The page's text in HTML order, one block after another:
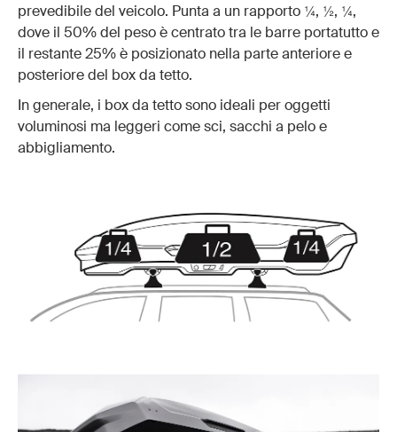
prevedibile del veicolo. Punta a un rapporto ¼, ½, ¼,
dove il 50% del peso è centrato tra le barre portatutto e
il restante 25% è posizionato nella parte anteriore e
posteriore del box da tetto.
In generale, i box da tetto sono ideali per oggetti
voluminosi ma leggeri come sci, sacchi a pelo e
abbigliamento.